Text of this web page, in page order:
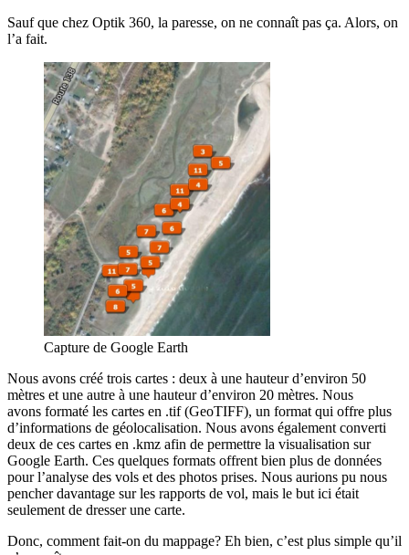
Sauf que chez Optik 360, la paresse, on ne connaît pas ça. Alors, on
l’a fait.
Capture de Google Earth
Nous avons créé trois cartes : deux à une hauteur d’environ 50
mètres et une autre à une hauteur d’environ 20 mètres. Nous
avons formaté les cartes en .tif (GeoTIFF), un format qui offre plus
d’informations de géolocalisation. Nous avons également converti
deux de ces cartes en .kmz afin de permettre la visualisation sur
Google Earth. Ces quelques formats offrent bien plus de données
pour l’analyse des vols et des photos prises. Nous aurions pu nous
pencher davantage sur les rapports de vol, mais le but ici était
seulement de dresser une carte.
Donc, comment fait-on du mappage? Eh bien, c’est plus simple qu’il